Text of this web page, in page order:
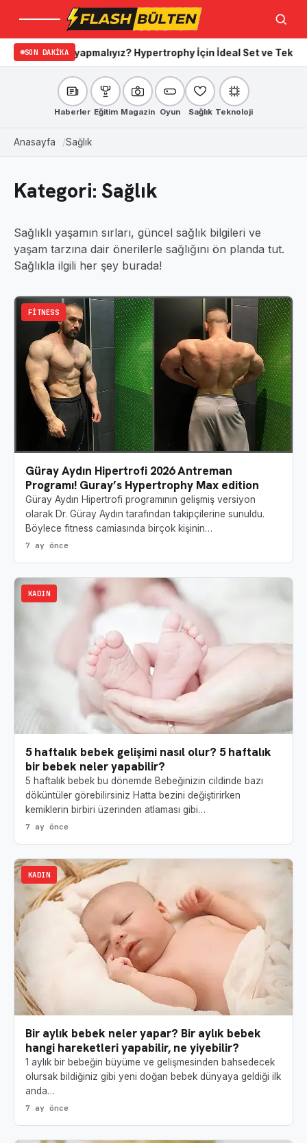
Menü Ara
SON DAKIKA
Hypertrophy İçin İdeal Set ve Tekrar Sayıları Apple marka
Haberler Eğitim Magazin Oyun Sağlık Teknoloji
Anasayfa Sağlık
Kategori: Sağlık
Sağlıklı yaşamın sırları, güncel sağlık bilgileri ve
yaşam tarzına dair önerilerle sağlığını ön planda tut.
Sağlıkla ilgili her şey burada!
FITNESS
Güray Aydın Hipertrofi 2026 Antreman
Programı! Guray’s Hypertrophy Max edition
Güray Aydın Hipertrofi programının gelişmiş versiyon
olarak Dr. Güray Aydın tarafından takipçilerine sunuldu.
Böylece fitness camiasında birçok kişinin…
7 ay önce
KADIN
5 haftalık bebek gelişimi nasıl olur? 5 haftalık
bir bebek neler yapabilir?
5 haftalık bebek bu dönemde Bebeğinizin cildinde bazı
döküntüler görebilirsiniz Hatta bezini değiştirirken
kemiklerin birbiri üzerinden atlaması gibi…
7 ay önce
KADIN
Bir aylık bebek neler yapar? Bir aylık bebek
hangi hareketleri yapabilir, ne yiyebilir?
1 aylık bir bebeğin büyüme ve gelişmesinden bahsedecek
olursak bildiğiniz gibi yeni doğan bebek dünyaya geldiği ilk
anda…
7 ay önce